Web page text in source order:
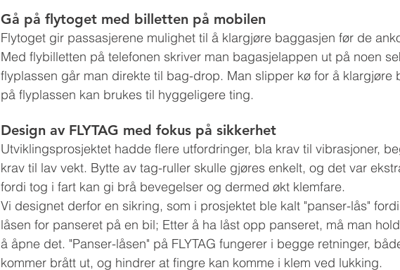
Gå på flytoget med billetten på mobilen
Flytoget gir passasjerene mulighet til å klargjøre baggasjen før de
Med flybilletten på telefonen skriver man bagasjelappen ut på noen
flyplassen går man direkte til bag-drop. Man slipper kø for å klargjøre
på flyplassen kan brukes til hyggeligere ting.
Design av FLYTAG med fokus på sikkerhet
Utviklingsprosjektet hadde flere utfordringer, bla krav til vibrasjoner,
krav til lav vekt. Bytte av tag-ruller skulle gjøres enkelt, og det var
fordi tog i fart kan gi brå bevegelser og dermed økt klemfare.
Vi designet derfor en sikring, som i prosjektet ble kalt "panser-lås"
låsen for panseret på en bil; Etter å ha låst opp panseret, må man
å åpne det. "Panser-låsen" på FLYTAG fungerer i begge retninger,
kommer brått ut, og hindrer at fingre kan komme i klem ved lukking.